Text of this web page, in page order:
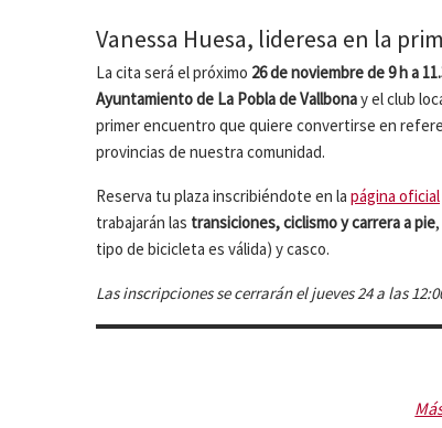
Vanessa Huesa, lideresa en la
La cita será el próximo 26 de noviembre de 9 h a
Ayuntamiento de La Pobla de Vallbonay el club
primer encuentro que quiere convertirse en
provincias de nuestra comunidad.
Reserva tu plaza inscribiéndote en la página oficial
trabajarán las transiciones, ciclismo y carrera a pie
tipo de bicicleta es válida) y casco.
Las inscripciones se cerrarán el jueves 24 a las